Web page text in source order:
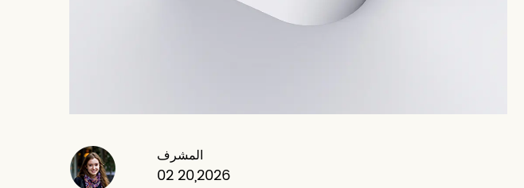
المشرف
02 20,2026